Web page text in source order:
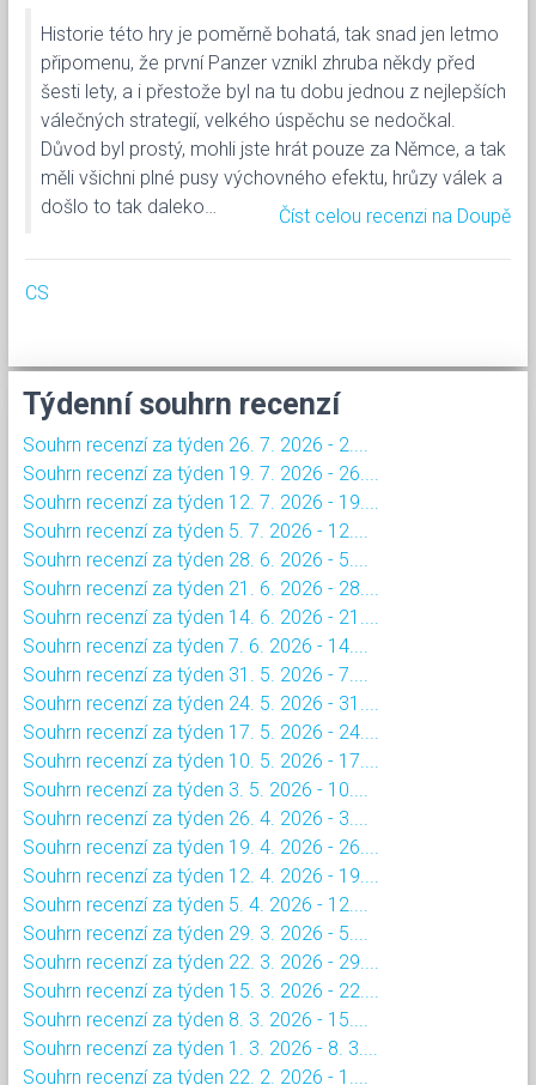
Historie této hry je poměrně bohatá, tak snad jen letmo
připomenu, že první Panzer vznikl zhruba někdy před
šesti lety, a i přestože byl na tu dobu jednou z nejlepších
válečných strategií, velkého úspěchu se nedočkal.
Důvod byl prostý, mohli jste hrát pouze za Němce, a tak
měli všichni plné pusy výchovného efektu, hrůzy válek a
došlo to tak daleko…
Číst celou recenzi na Doupě
CS
Týdenní souhrn recenzí
Souhrn recenzí za týden 26. 7. 2026 - 2....
Souhrn recenzí za týden 19. 7. 2026 - 26....
Souhrn recenzí za týden 12. 7. 2026 - 19....
Souhrn recenzí za týden 5. 7. 2026 - 12....
Souhrn recenzí za týden 28. 6. 2026 - 5....
Souhrn recenzí za týden 21. 6. 2026 - 28....
Souhrn recenzí za týden 14. 6. 2026 - 21....
Souhrn recenzí za týden 7. 6. 2026 - 14....
Souhrn recenzí za týden 31. 5. 2026 - 7....
Souhrn recenzí za týden 24. 5. 2026 - 31....
Souhrn recenzí za týden 17. 5. 2026 - 24....
Souhrn recenzí za týden 10. 5. 2026 - 17....
Souhrn recenzí za týden 3. 5. 2026 - 10....
Souhrn recenzí za týden 26. 4. 2026 - 3....
Souhrn recenzí za týden 19. 4. 2026 - 26....
Souhrn recenzí za týden 12. 4. 2026 - 19....
Souhrn recenzí za týden 5. 4. 2026 - 12....
Souhrn recenzí za týden 29. 3. 2026 - 5....
Souhrn recenzí za týden 22. 3. 2026 - 29....
Souhrn recenzí za týden 15. 3. 2026 - 22....
Souhrn recenzí za týden 8. 3. 2026 - 15....
Souhrn recenzí za týden 1. 3. 2026 - 8. 3....
Souhrn recenzí za týden 22. 2. 2026 - 1....